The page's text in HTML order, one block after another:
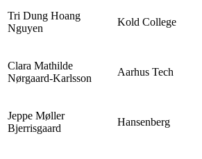
Tri Dung Hoang
Nguyen
Kold College
Clara Mathilde
Nørgaard-Karlsson
Aarhus Tech
Jeppe Møller
Bjerrisgaard
Hansenberg